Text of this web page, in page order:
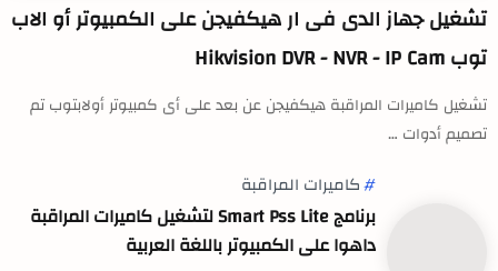
تشغيل جهاز الدى فى ار هيكفيجن على الكمبيوتر أو الاب
توب Hikvision DVR - NVR - IP Cam
تشغيل كاميرات المراقبة هيكفيجن عن بعد على أى كمبيوتر أولابتوب تم
تصميم أدوات …
كاميرات المراقبة
برنامج Smart Pss Lite لتشغيل كاميرات المراقبة
داهوا على الكمبيوتر باللغة العربية